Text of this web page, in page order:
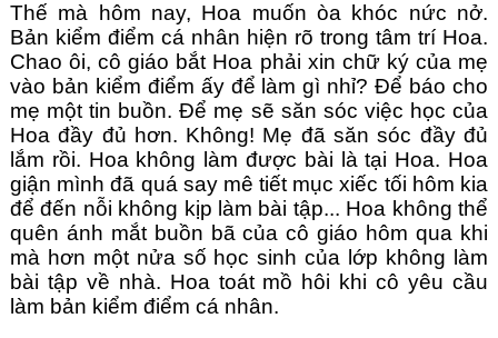
Thế mà hôm nay, Hoa muốn òa khóc nức nở.
Bản kiểm điểm cá nhân hiện rõ trong tâm trí Hoa.
Chao ôi, cô giáo bắt Hoa phải xin chữ ký của mẹ
vào bản kiểm điểm ấy để làm gì nhỉ? Để báo cho
mẹ một tin buồn. Để mẹ sẽ săn sóc việc học của
Hoa đầy đủ hơn. Không! Mẹ đã săn sóc đầy đủ
lắm rồi. Hoa không làm được bài là tại Hoa. Hoa
giận mình đã quá say mê tiết mục xiếc tối hôm kia
để đến nỗi không kịp làm bài tập... Hoa không thể
quên ánh mắt buồn bã của cô giáo hôm qua khi
mà hơn một nửa số học sinh của lớp không làm
bài tập về nhà. Hoa toát mồ hôi khi cô yêu cầu
làm bản kiểm điểm cá nhân.